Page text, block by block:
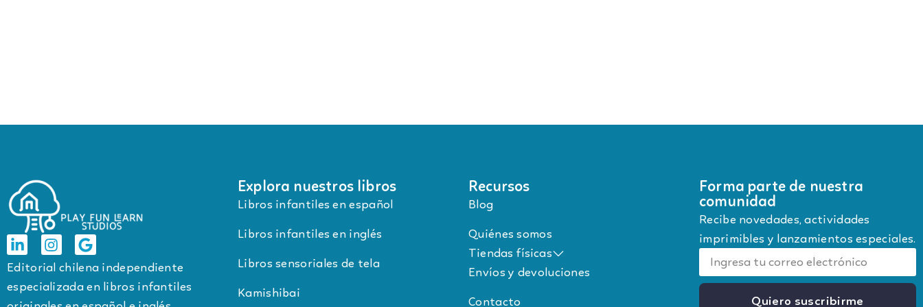
Editorial chilena independiente
especializada en libros infantiles
Explora nuestros libros
Libros infantiles en español
Libros infantiles en inglés
Libros sensoriales de tela
Kamishibai
Recursos
Blog
Quiénes somos
Tiendas físicas
Envíos y devoluciones
Contacto
Forma parte de nuestra
comunidad
Recibe novedades, actividades
imprimibles y lanzamientos especiales.
Quiero suscribirme